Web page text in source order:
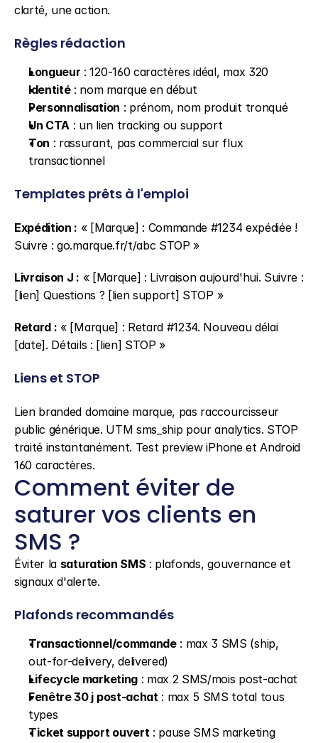
clarté, une action.
Règles rédaction
Longueur : 120-160 caractères idéal, max 320
Identité : nom marque en début
Personnalisation : prénom, nom produit tronqué
Un CTA : un lien tracking ou support
Ton : rassurant, pas commercial sur flux
transactionnel
Templates prêts à l'emploi
Expédition : « [Marque] : Commande #1234 expédiée !
Suivre : go.marque.fr/t/abc STOP »
Livraison J : « [Marque] : Livraison aujourd'hui. Suivre :
[lien] Questions ? [lien support] STOP »
Retard : « [Marque] : Retard #1234. Nouveau délai
[date]. Détails : [lien] STOP »
Liens et STOP
Lien branded domaine marque, pas raccourcisseur
public générique. UTM sms_ship pour analytics. STOP
traité instantanément. Test preview iPhone et Android
160 caractères.
Comment éviter de
saturer vos clients en
SMS ?
Éviter la saturation SMS : plafonds, gouvernance et
signaux d'alerte.
Plafonds recommandés
Transactionnel/commande : max 3 SMS (ship,
out-for-delivery, delivered)
Lifecycle marketing : max 2 SMS/mois post-achat
Fenêtre 30 j post-achat : max 5 SMS total tous
types
Ticket support ouvert : pause SMS marketing